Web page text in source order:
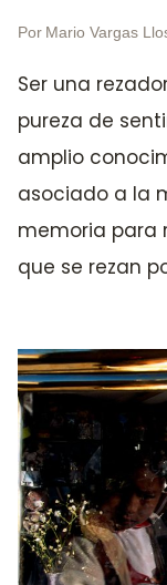
Por Mario Vargas
Ser una
pureza de
amplio
asociado a la
memoria para
que se rezan